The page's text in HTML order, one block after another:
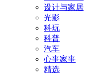
设计与家居
光影
科玩
科普
汽车
心事家事
精选